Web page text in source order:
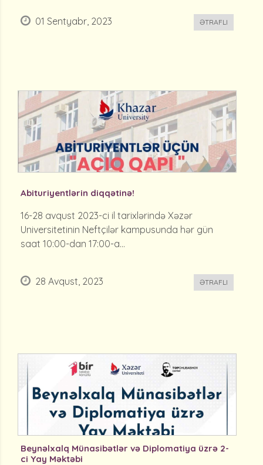
01 Sentyabr, 2023 ƏTRAFLI
Abituriyentlərin diqqətinə!
16-28 avqust 2023-ci il tarixlərində Xəzər
Universitetinin Neftçilər kampusunda hər gün
saat 10:00-dan 17:00-a...
28 Avqust, 2023 ƏTRAFLI
Beynəlxalq Münasibətlər və Diplomatiya üzrə 2-
ci Yay Məktəbi